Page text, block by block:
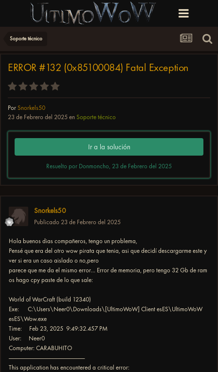
Soporte técnico
ERROR #132 (0x85100084) Fatal Exception
Por Snorkels50
23 de Febrero del 2025 en Soporte técnico
Ir a la solución
Resuelto por Donmoncho, 23 de Febrero del 2025
Snorkels50
Publicado 23 de Febrero del 2025
Hola buenos dias compañeros, tengo un problema,
Pensé que era del otro wow pirata que tenia, asi que decidí descargarme este y
ver si era un caso aislado o no,pero
parece que me da el mismo error... Error de memoria, pero tengo 32 Gb de ram
os hago cpy paste de lo que sale:
World of WarCraft (build 12340)
Exe: C:\Users\Neer0\Downloads\[UltimoWoW] Client esES\UltimoWoW
esES\Wow.exe
Time: Feb 23, 2025 9:49:32.457 PM
User: Neer0
Computer: CARABUHITO
------------------------------------------------------------------------------
This application has encountered a critical error: